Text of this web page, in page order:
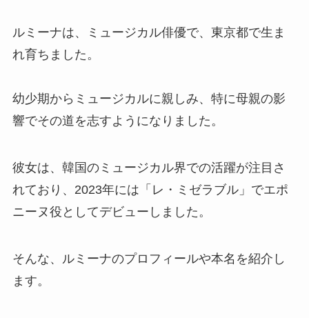
ルミーナは、ミュージカル俳優で、東京都で生ま
れ育ちました。
幼少期からミュージカルに親しみ、特に母親の影
響でその道を志すようになりました。
彼女は、韓国のミュージカル界での活躍が注目さ
れており、2023年には「レ・ミゼラブル」でエポ
ニーヌ役としてデビューしました。
そんな、ルミーナのプロフィールや本名を紹介し
ます。